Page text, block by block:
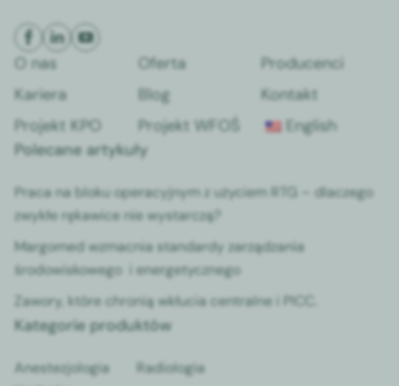
O nas Oferta
Producenci
Kariera
Blog
Kontakt
Projekt KPO
Projekt WFOŚ
English
Polecane artykuły
Praca na bloku operacyjnym z użyciem RTG – dlaczego
zwykłe rękawice nie wystarczą?
Margomed wzmacnia standardy zarządzania
środowiskowego i energetycznego
Zawory, które chronią wkłucia centralne i PICC.
Kategorie produktów
Anestezjologia
Radiologia